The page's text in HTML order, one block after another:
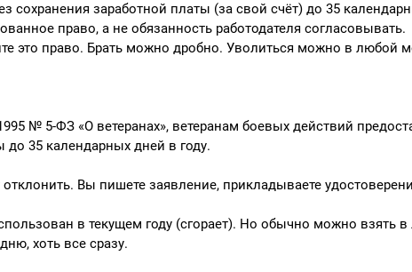
сохранения заработной платы (за свой счёт) до 35
право, а не обязанность работодателя согласовывать.
это право. Брать можно дробно. Уволиться можно в любой
№ 5-ФЗ «О ветеранах», ветеранам боевых действий
до 35 календарных дней в году.
Вы пишете заявление, прикладываете
в текущем году (сгорает). Но обычно можно взять
хоть все сразу.